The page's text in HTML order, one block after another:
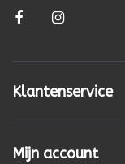
Klantenservice
Mijn account